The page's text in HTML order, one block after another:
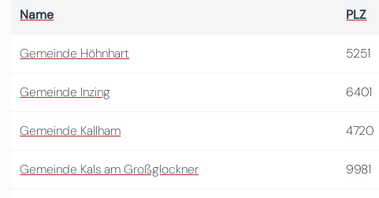
Name PLZ
Gemeinde Höhnhart 5251
Gemeinde Inzing 6401
Gemeinde Kallham 4720
Gemeinde Kals am Großglockner 9981